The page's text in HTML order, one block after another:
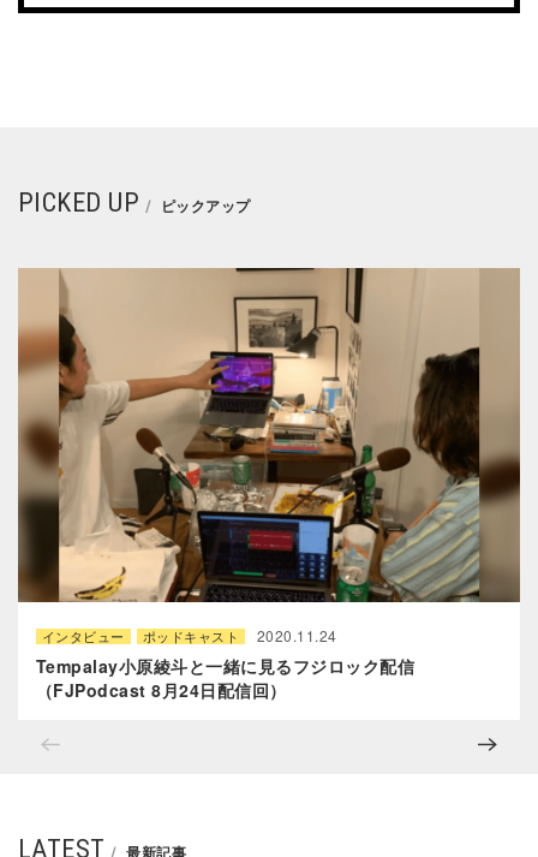
PICKED UP ピックアップ
インタビュー ポッドキャスト 2020.11.24
Tempalay小原綾斗と一緒に見るフジロック配信
（FJPodcast 8月24日配信回）
LATEST 最新記事